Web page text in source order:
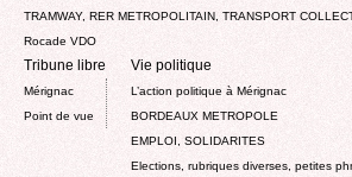
TRAMWAY, RER METROPOLITAIN, TRANSPORT
Rocade VDO
Tribune libre
Mérignac
Point de vue
Vie politique
L’action politique à Mérignac
BORDEAUX METROPOLE
EMPLOI, SOLIDARITES
Elections, rubriques diverses, petites